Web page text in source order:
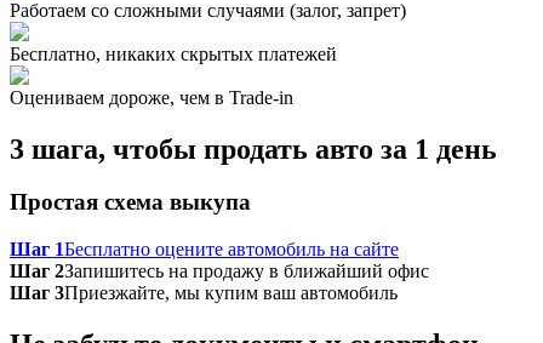
Работаем со сложными случаями (залог, запрет)
Бесплатно, никаких скрытых платежей
Оцениваем дороже, чем в Trade‑in
3 шага, чтобы продать авто за 1 день
Простая схема выкупа
Шаг 1Бесплатно оцените автомобиль на сайте
Шаг 2Запишитесь на продажу в ближайший офис
Шаг 3Приезжайте, мы купим ваш автомобиль